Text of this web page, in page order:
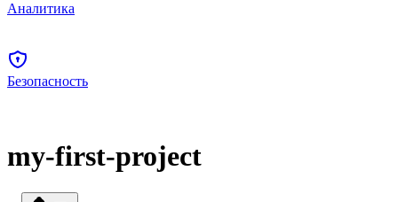
Аналитика
Безопасность
my-first-project